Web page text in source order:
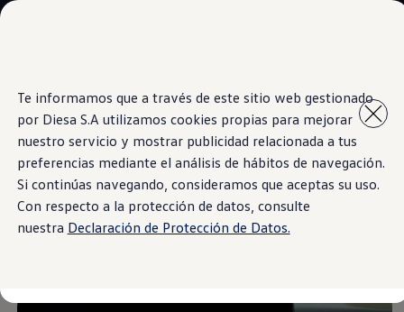
Te informamos que a través de este sitio web gestionado
por Diesa S.A utilizamos cookies propias para mejorar
nuestro servicio y mostrar publicidad relacionada a tus
preferencias mediante el análisis de hábitos de navegación.
Si continúas navegando, consideramos que aceptas su uso.
Con respecto a la protección de datos, consulte
nuestra Declaración de Protección de Datos.
contenido
principal
a pie
de
página
Contáctenos
Marca y Experiencia
Volkswagen Paraguay
Espacio Exclusivo para Prensa
Latin NCAP
Tengo un Volkswagen
Manuales Volkswagen
Postventas
Agendamiento Online
Information
Explorá el espacio
interior